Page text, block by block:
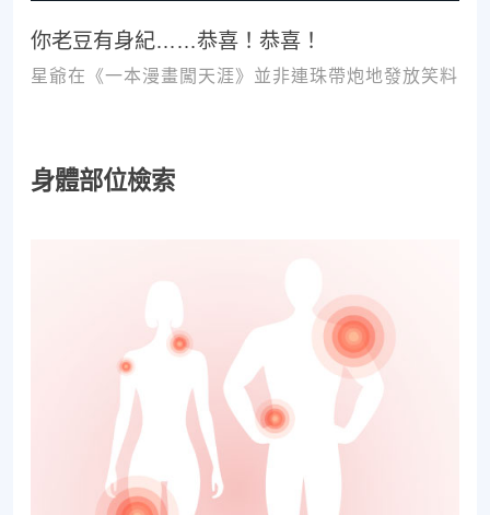
你老豆有身紀……恭喜！恭喜！
星爺在《一本漫畫闖天涯》並非連珠帶炮地發放笑料
身體部位檢索